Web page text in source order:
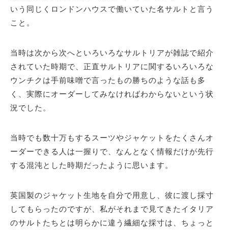
いう同じくロンドンハウスで働いていた名サルトと言う
こと。
当時は次から次へといろいろなサルトリアが雑誌で紹介
されていた時期で、正直サルトリアに関するいろいろな
ウンチクは手前味噌で言ったもの勝ちのような話も多
く、実際にオーダーしてみなければわからないという状
況でした。
当時でも数十万もするスーツやジャケットをたくさんオ
ーダーできる人は一握りで、なんとなく情報だけが先行
する混沌とした時期だったように思います。
英国製のジャケット生地を自分で用意し、彼に渡し採寸
してもらったのですが、私がそれまで見てきたイタリア
のサルトたちとは明らかに違う繊細な採寸は、ちょっと